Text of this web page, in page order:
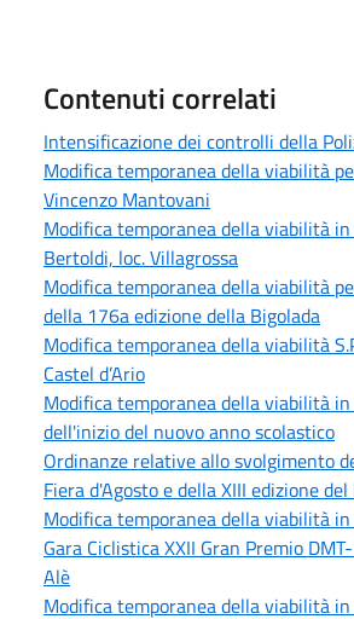
Contenuti correlati
Intensificazione dei controlli della
Modifica temporanea della viabilità
Vincenzo Mantovani
Modifica temporanea della viabilità
Bertoldi, loc. Villagrossa
Modifica temporanea della viabilità
della 176a edizione della Bigolada
Modifica temporanea della viabilità
Castel d’Ario
Modifica temporanea della viabilità in
dell'inizio del nuovo anno scolastico
Ordinanze relative allo svolgimento
Fiera d'Agosto e della XIII edizione
Modifica temporanea della viabilità
Gara Ciclistica XXII Gran Premio
Alè
Modifica temporanea della viabilità